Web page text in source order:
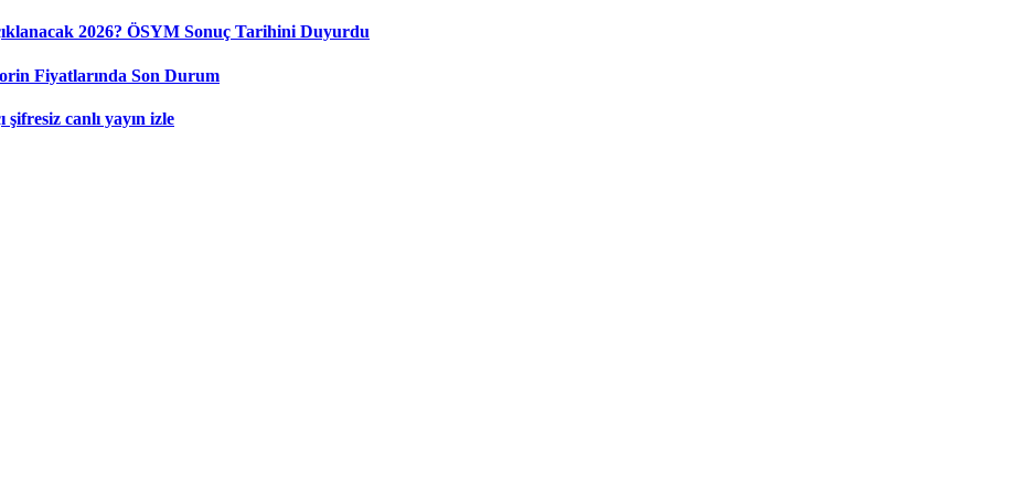
2026? ÖSYM Sonuç Tarihini Duyurdu
Fiyatlarında Son Durum
canlı yayın izle